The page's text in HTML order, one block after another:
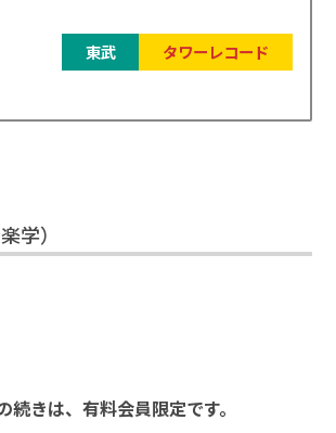
東武 タワーレコード
学）
続きは、有料会員限定です。